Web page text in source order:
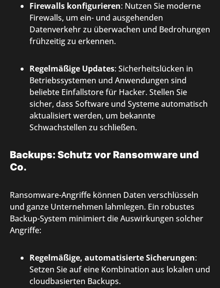
Firewalls konfigurieren: Nutzen Sie moderne
Firewalls, um ein- und ausgehenden
Datenverkehr zu überwachen und Bedrohungen
frühzeitig zu erkennen.
Regelmäßige Updates: Sicherheitslücken in
Betriebssystemen und Anwendungen sind
beliebte Einfallstore für Hacker. Stellen Sie
sicher, dass Software und Systeme automatisch
aktualisiert werden, um bekannte
Schwachstellen zu schließen.
Backups: Schutz vor Ransomware und
Co.
Ransomware-Angriffe können Daten verschlüsseln
und ganze Unternehmen lahmlegen. Ein robustes
Backup-System minimiert die Auswirkungen solcher
Angriffe:
Regelmäßige, automatisierte Sicherungen:
Setzen Sie auf eine Kombination aus lokalen und
cloudbasierten Backups.